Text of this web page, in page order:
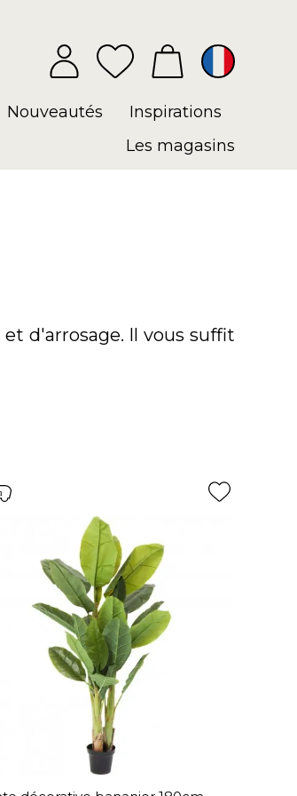
Nouveautés
Inspirations
Les magasins
d'arrosage. Il vous suffit